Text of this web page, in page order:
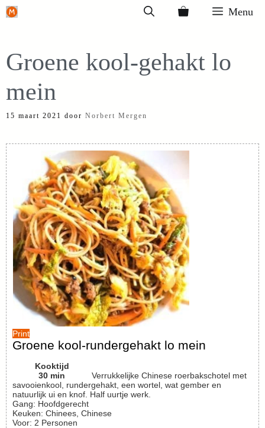
Ga
inhoud
Menu
Groene kool-gehakt lo
mein
15 maart 2021 door Norbert Mergen
Print
Groene kool-rundergehakt lo mein
Kooktijd
30 min
Verrukkelijke Chinese roerbakschotel met
savooienkool, rundergehakt, een wortel, wat gember en
natuurlijk ui en knof. Half uurtje werk.
Gang: Hoofdgerecht
Keuken: Chinees, Chinese
Voor: 2 Personen